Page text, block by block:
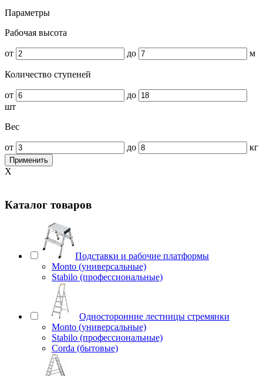
Параметры
Рабочая высота
от до м
Количество ступеней
от
до
шт
Вес
от до кг
Применить
X
Каталог товаров
Подставки и рабочие платформы
Monto (универсальные)
Stabilo (профессиональные)
Односторонние лестницы стремянки
Monto (универсальные)
Stabilo (профессиональные)
Corda (бытовые)